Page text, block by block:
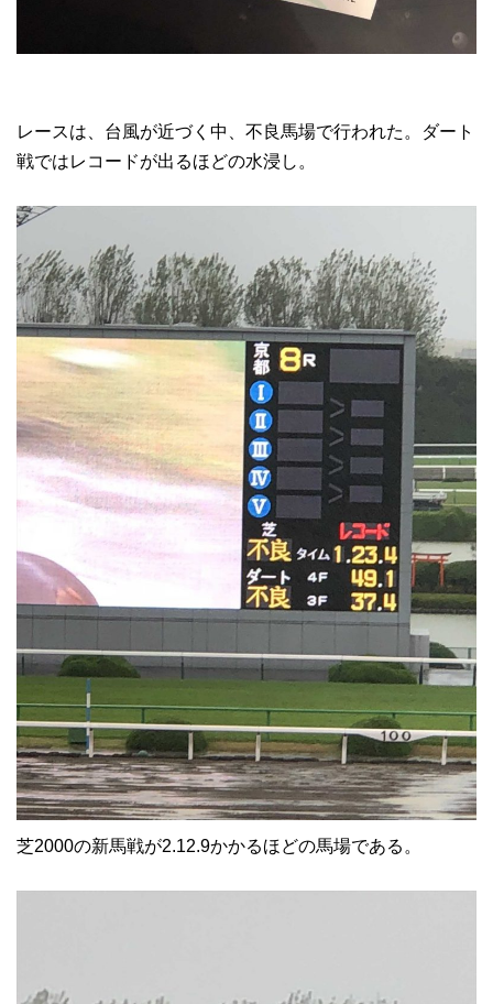
レースは、台風が近づく中、不良馬場で行われた。ダート
戦ではレコードが出るほどの水浸し。
芝2000の新馬戦が2.12.9かかるほどの馬場である。